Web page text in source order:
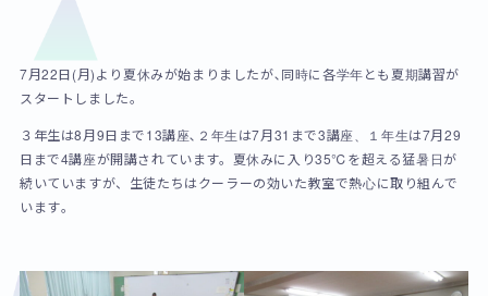
7月22日(月)より夏休みが始まりましたが､同時に各学年とも夏期講習が
スタートしました｡
３年生は8月9日まで13講座､２年生は7月31まで3講座、１年生は7月29
日まで4講座が開講されています。夏休みに入り35℃を超える猛暑日が
続いていますが、生徒たちはクーラーの効いた教室で熱心に取り組んで
います｡